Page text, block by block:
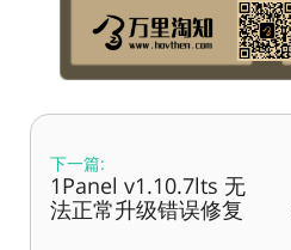
下一篇:
1Panel v1.10.7lts 无
法正常升级错误修复